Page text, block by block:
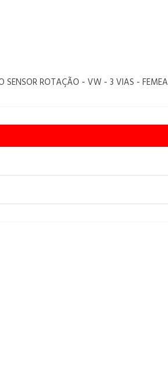
SENSOR ROTAÇÃO - VW - 3 VIAS - FEMEA